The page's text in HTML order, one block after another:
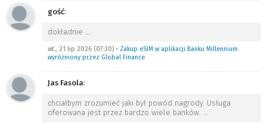
gość:
dokładnie …
wt., 21 lip 2026 (07:30) • Zakup eSIM w aplikacji Banku Millennium
wyróżniony przez Global Finance
Jas Fasola:
chciałbym zrozumieć jaki był powód nagrody. Usługa
oferowana jest przez bardzo wiele banków. …